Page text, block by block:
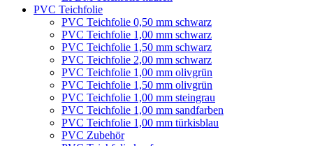
PVC Teichfolie
PVC Teichfolie 0,50 mm schwarz
PVC Teichfolie 1,00 mm schwarz
PVC Teichfolie 1,50 mm schwarz
PVC Teichfolie 2,00 mm schwarz
PVC Teichfolie 1,00 mm olivgrün
PVC Teichfolie 1,50 mm olivgrün
PVC Teichfolie 1,00 mm steingrau
PVC Teichfolie 1,00 mm sandfarben
PVC Teichfolie 1,00 mm türkisblau
PVC Zubehör